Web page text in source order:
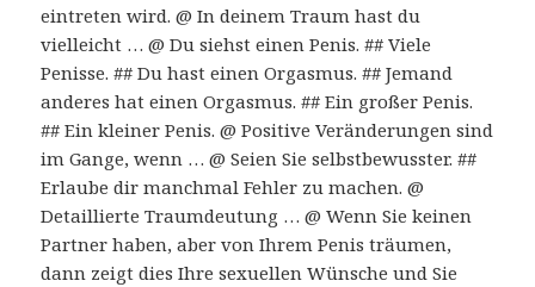
eintreten wird. @ In deinem Traum hast du
vielleicht … @ Du siehst einen Penis. ## Viele
Penisse. ## Du hast einen Orgasmus. ## Jemand
anderes hat einen Orgasmus. ## Ein großer Penis.
## Ein kleiner Penis. @ Positive Veränderungen sind
im Gange, wenn … @ Seien Sie selbstbewusster. ##
Erlaube dir manchmal Fehler zu machen. @
Detaillierte Traumdeutung … @ Wenn Sie keinen
Partner haben, aber von Ihrem Penis träumen,
dann zeigt dies Ihre sexuellen Wünsche und Sie